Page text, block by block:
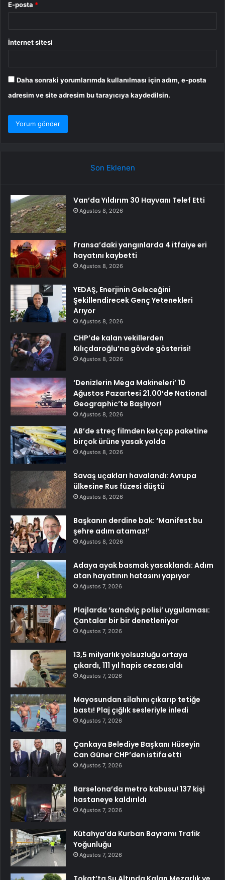
E-posta *
İnternet sitesi
Daha sonraki yorumlarımda kullanılması için adım, e-posta
adresim ve site adresim bu tarayıcıya kaydedilsin.
Son Eklenen
Van’da Yıldırım 30 Hayvanı Telef Etti
Ağustos 8, 2026
Fransa’daki yangınlarda 4 itfaiye eri
hayatını kaybetti
Ağustos 8, 2026
YEDAŞ, Enerjinin Geleceğini
Şekillendirecek Genç Yetenekleri
Arıyor
Ağustos 8, 2026
CHP’de kalan vekillerden
Kılıçdaroğlu’na gövde gösterisi!
Ağustos 8, 2026
‘Denizlerin Mega Makineleri’ 10
Ağustos Pazartesi 21.00’de National
Geographic’te Başlıyor!
Ağustos 8, 2026
AB’de streç filmden ketçap paketine
birçok ürüne yasak yolda
Ağustos 8, 2026
Savaş uçakları havalandı: Avrupa
ülkesine Rus füzesi düştü
Ağustos 8, 2026
Başkanın derdine bak: ‘Manifest bu
şehre adım atamaz!’
Ağustos 8, 2026
Adaya ayak basmak yasaklandı: Adım
atan hayatının hatasını yapıyor
Ağustos 7, 2026
Plajlarda ‘sandviç polisi’ uygulaması:
Çantalar bir bir denetleniyor
Ağustos 7, 2026
13,5 milyarlık yolsuzluğu ortaya
çıkardı, 111 yıl hapis cezası aldı
Ağustos 7, 2026
Mayosundan silahını çıkarıp tetiğe
bastı! Plaj çığlık sesleriyle inledi
Ağustos 7, 2026
Çankaya Belediye Başkanı Hüseyin
Can Güner CHP’den istifa etti
Ağustos 7, 2026
Barselona’da metro kabusu! 137 kişi
hastaneye kaldırıldı
Ağustos 7, 2026
Kütahya’da Kurban Bayramı Trafik
Yoğunluğu
Ağustos 7, 2026